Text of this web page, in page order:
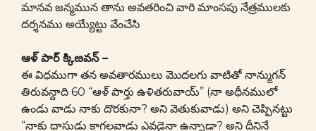
మానవ జన్మమున తాను అవతరించి వారి మాంసపు నేత్రములకు
దర్శనము అయ్యేట్టు వేంచేసి
ఆళ్ పార్ క్కిఴవన్ –
ఈ విధముగా తన అవతారములు మొదలగు వాటితో నాన్ముగన్
తిరువన్దాది 60 “ఆళ్ పార్తు ఉళితరువాయ్” (నా అధీనములో
ఉండు వాడు నాకు దొరకునా? అని వెతుకువాడు) అని చెప్పినట్టు
“నాకు దాసుడు కాగలవాడు ఎవడైనా ఉన్నాడా? అని దీనినే